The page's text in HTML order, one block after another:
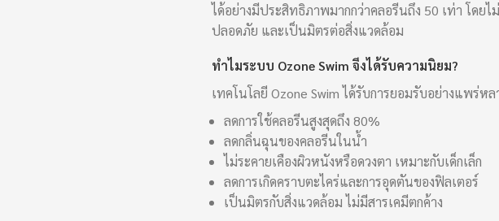
ได้อย่างมีประสิทธิภาพมากกว่าคลอรีนถึง 50 เท่า โด
ปลอดภัย และเป็นมิตรต่อสิ่งแวดล้อม
ทำไมระบบ Ozone Swim จึงได้รับความนิยม?
เทคโนโลยี Ozone Swim ได้รับการยอมรับอย่างแพร่
ลดการใช้คลอรีนสูงสุดถึง 80%
ลดกลิ่นฉุนของคลอรีนในน้ำ
ไม่ระคายเคืองผิวหนังหรือดวงตา เหมาะกับเด็กเล็ก
ลดการเกิดคราบตะไคร่และการอุดตันของฟิลเตอร์
เป็นมิตรกับสิ่งแวดล้อม ไม่มีสารเคมีตกค้าง